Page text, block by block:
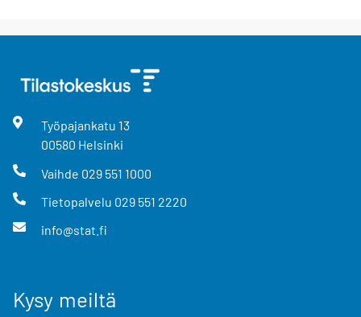
Työpajankatu 13
00580 Helsinki
Vaihde 029 551 1000
Tietopalvelu 029 551 2220
info@stat.fi
Kysy meiltä